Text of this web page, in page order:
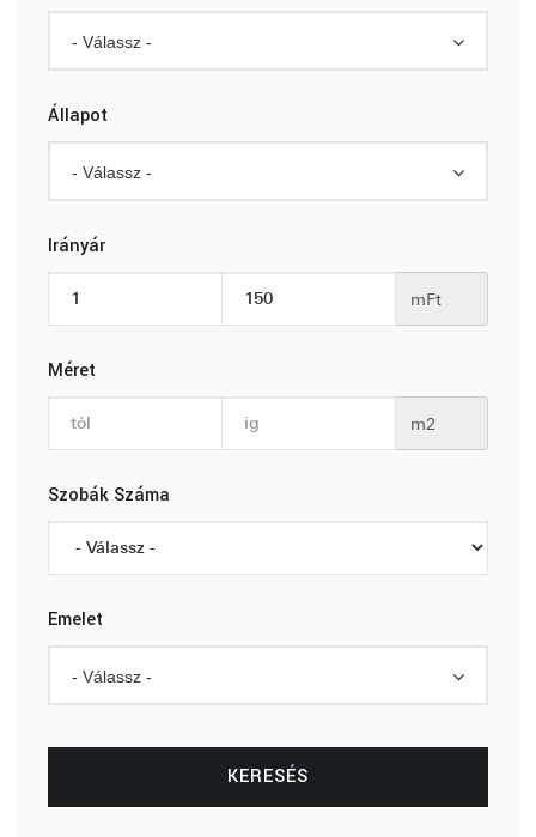
- Válassz -
Állapot
- Válassz -
Irányár
mFt
Méret
m2
Szobák Száma
Emelet
- Válassz -
KERESÉS